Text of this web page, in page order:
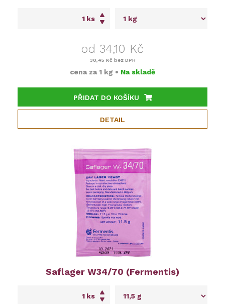
ks
od 34,10 Kč
30,45 Kč bez DPH
cena za 1 kg • Na skladě
PŘIDAT DO KOŠÍKU
DETAIL
Saflager W34/70 (Fermentis)
ks